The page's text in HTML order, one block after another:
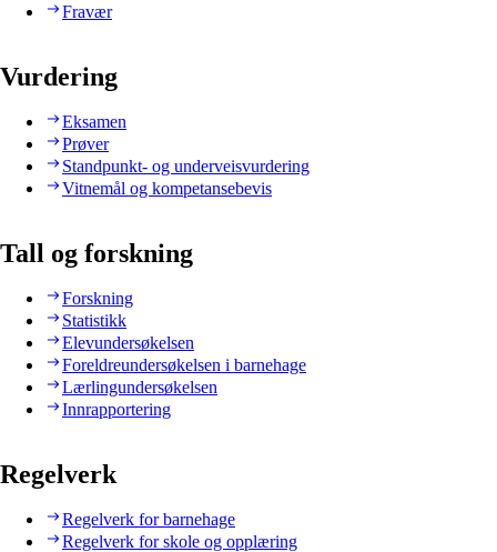
Fravær
Vurdering
Eksamen
Prøver
Standpunkt- og underveisvurdering
Vitnemål og kompetansebevis
Tall og forskning
Forskning
Statistikk
Elevundersøkelsen
Foreldreundersøkelsen i barnehage
Lærlingundersøkelsen
Innrapportering
Regelverk
Regelverk for barnehage
Regelverk for skole og opplæring